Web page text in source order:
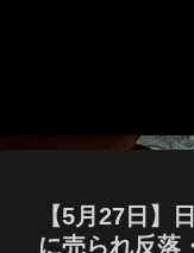
【5月27日】
に売られ反落